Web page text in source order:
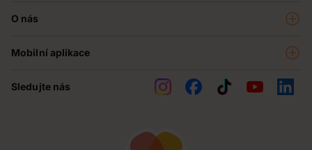
Prodejny
Obchodní podmínky
O nás
Teta pomáhá
Mobilní aplikace
Sledujte nás